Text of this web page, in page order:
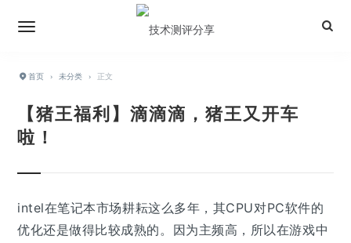
首页 › 未分类 › 正文
【猪王福利】滴滴滴，猪王又开车
啦！
intel在笔记本市场耕耘这么多年，其CPU对PC软件的
优化还是做得比较成熟的。因为主频高，所以在游戏中